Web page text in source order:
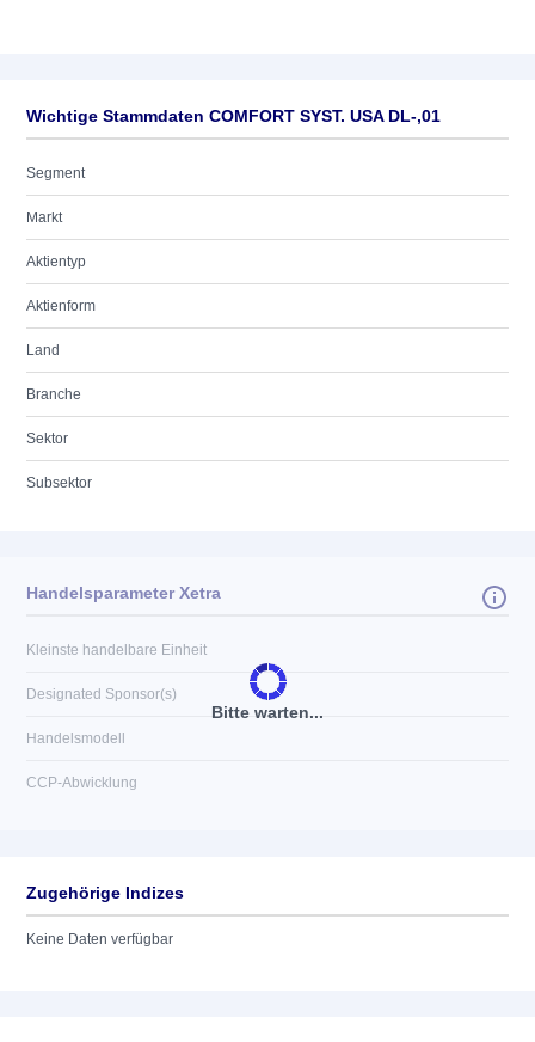
Wichtige Stammdaten COMFORT SYST. USA DL-,01
Segment
Markt
Aktientyp
Aktienform
Land
Branche
Sektor
Subsektor
Bitte warten...
Handelsparameter Xetra
Kleinste handelbare Einheit
Designated Sponsor(s)
Handelsmodell
CCP-Abwicklung
Zugehörige Indizes
Keine Daten verfügbar